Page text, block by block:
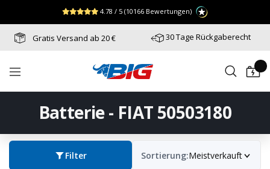
Zum Menü springen
Fußzeile springen
Barrierefreiheits-Widget öffnen
Inhalt
4.78 / 5 (10166 Bewertungen)
Gratis Versand ab 20 € 30 Tage Rückgaberecht
Navigation
Batterie-
Batterie - FIAT 50503180
Filter Sortierung:Meistverkauft